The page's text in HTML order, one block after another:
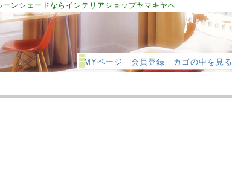
ンシェードならインテリアショップヤマキヤへ
MYページ 会員登録 カゴの中を見る